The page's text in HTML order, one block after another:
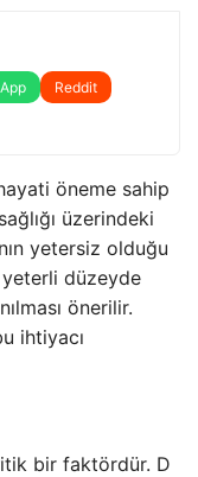
Reddit
öneme sahip
üzerindeki
yetersiz olduğu
düzeyde
önerilir.
ihtiyacı
bir faktördür. D